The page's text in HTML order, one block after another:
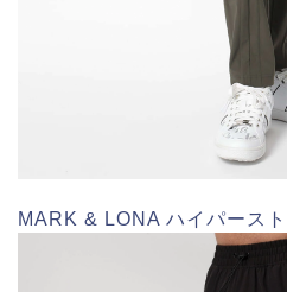
MARK & LONA ハイパース